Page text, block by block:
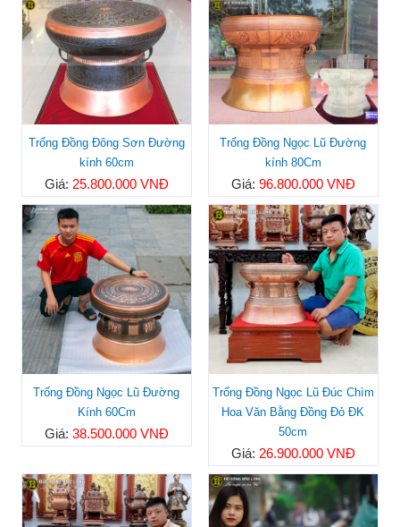
Trống Đồng Đông Sơn Đường
kính 60cm
Giá: 25.800.000 VNĐ
Trống Đồng Ngọc Lũ Đường
kính 80Cm
Giá: 96.800.000 VNĐ
Trống Đồng Ngọc Lũ Đường
Kính 60Cm
Giá: 38.500.000 VNĐ
Trống Đồng Ngọc Lũ Đúc Chìm
Hoa Văn Bằng Đồng Đỏ ĐK
50cm
Giá: 26.900.000 VNĐ